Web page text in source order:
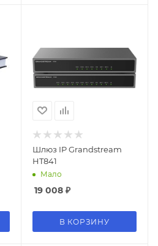
Шлюз IP Grandstream
HT841
Мало
19 008₽
В КОРЗИНУ